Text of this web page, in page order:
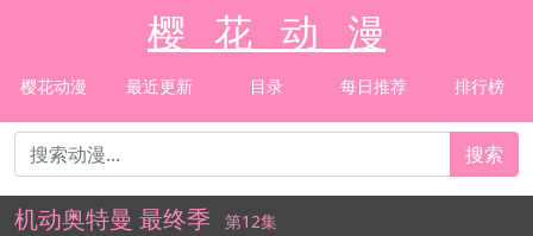
樱 花 动 漫
樱花动漫 最近更新 目录 每日推荐 排行榜
搜索
机动奥特曼 最终季 第12集